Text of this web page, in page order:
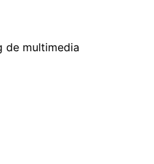
de multimedia